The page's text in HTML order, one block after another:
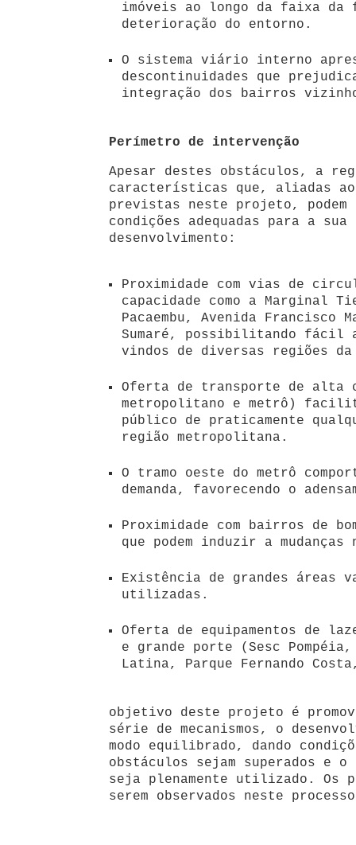
imóveis ao longo da faixa da
deterioração do entorno.
O sistema viário interno
descontinuidades que
integração dos bairros
Perímetro de intervenção
Apesar destes obstáculos, a
características que, aliadas aos
previstas neste projeto,
condições adequadas para a
desenvolvimento:
Proximidade com vias de
capacidade como a Marginal
Pacaembu, Avenida Francisco
Sumaré, possibilitando fácil
vindos de diversas regiões
Oferta de transporte de alta
metropolitano e metrô)
público de praticamente
região metropolitana.
O tramo oeste do metrô
demanda, favorecendo o
Proximidade com bairros de
que podem induzir a
Existência de grandes áreas
utilizadas.
Oferta de equipamentos de
e grande porte (Sesc
Latina, Parque Fernando
objetivo deste projeto é
série de mecanismos, o
modo equilibrado, dando
obstáculos sejam superados e
seja plenamente utilizado. Os
serem observados neste